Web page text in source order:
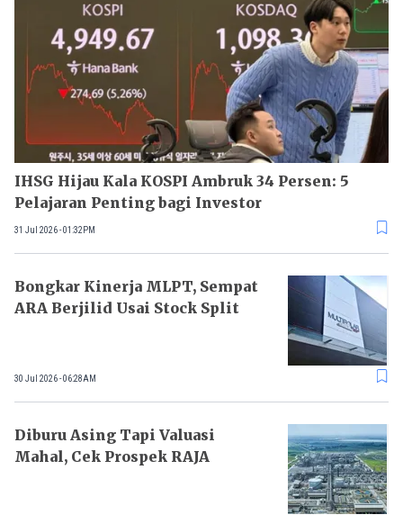
IHSG Hijau Kala KOSPI Ambruk 34 Persen: 5
Pelajaran Penting bagi Investor
31 Jul 2026 - 01:32PM
Bongkar Kinerja MLPT, Sempat
ARA Berjilid Usai Stock Split
30 Jul 2026 - 06:28AM
Diburu Asing Tapi Valuasi
Mahal, Cek Prospek RAJA